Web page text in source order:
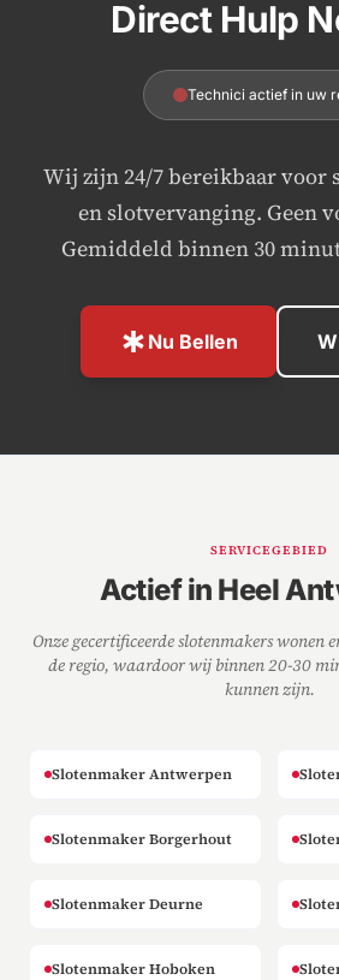
Direct Hulp
Technici actief in uw
Wij zijn 24/7 bereikbaar voor
en slotvervanging. Geen
Gemiddeld binnen 30
emergency Nu Bellen
SERVICEGEBIED
Actief in Heel
Onze gecertificeerde slotenmakers wonen
de regio, waardoor wij binnen 20-30
kunnen zijn.
Slotenmaker Antwerpen
Slotenmaker Borgerhout
Slotenmaker Deurne
Slotenmaker Hoboken